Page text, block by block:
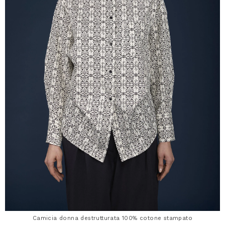
Camicia donna destrutturata 100% cotone stampato